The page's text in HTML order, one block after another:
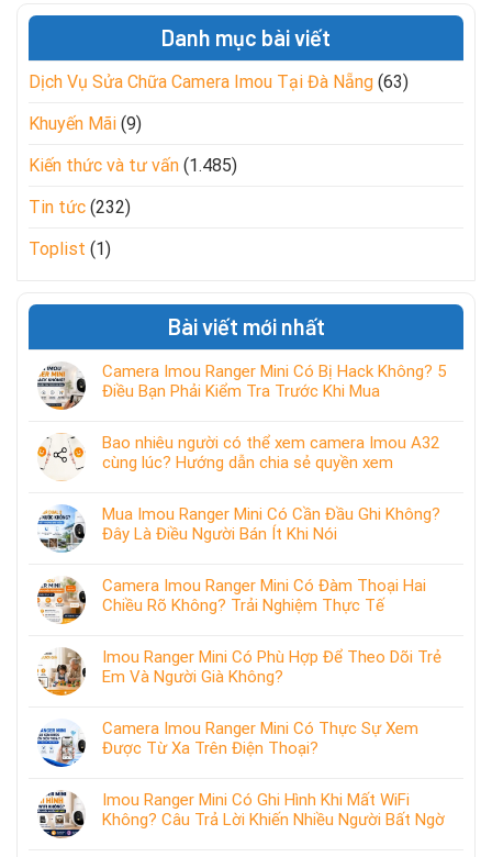
Danh mục bài viết
Dịch Vụ Sửa Chữa Camera Imou Tại Đà Nẵng (63)
Khuyến Mãi (9)
Kiến thức và tư vấn (1.485)
Tin tức (232)
Toplist (1)
Bài viết mới nhất
Camera Imou Ranger Mini Có Bị Hack Không? 5
Điều Bạn Phải Kiểm Tra Trước Khi Mua
Bao nhiêu người có thể xem camera Imou A32
cùng lúc? Hướng dẫn chia sẻ quyền xem
Mua Imou Ranger Mini Có Cần Đầu Ghi Không?
Đây Là Điều Người Bán Ít Khi Nói
Camera Imou Ranger Mini Có Đàm Thoại Hai
Chiều Rõ Không? Trải Nghiệm Thực Tế
Imou Ranger Mini Có Phù Hợp Để Theo Dõi Trẻ
Em Và Người Già Không?
Camera Imou Ranger Mini Có Thực Sự Xem
Được Từ Xa Trên Điện Thoại?
Imou Ranger Mini Có Ghi Hình Khi Mất WiFi
Không? Câu Trả Lời Khiến Nhiều Người Bất Ngờ